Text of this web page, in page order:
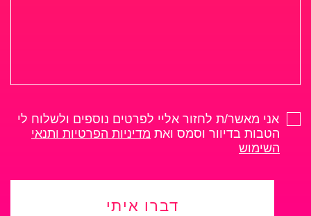
אני מאשר/ת לחזור אליי לפרטים נוספים ולשלוח לי
הטבות בדיוור וסמס ואת מדיניות הפרטיות ותנאי
השימוש
דברו איתי